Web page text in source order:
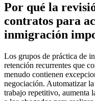
Por qué la
contratos para
inmigración
Los grupos de práctica de
retención recurrentes que
menudo contienen
negociación. Automatizar
trabajo repetitivo, aumenta